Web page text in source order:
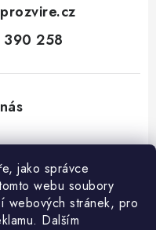
jako správce
webu soubory
webových stránek, pro
Dalším
258